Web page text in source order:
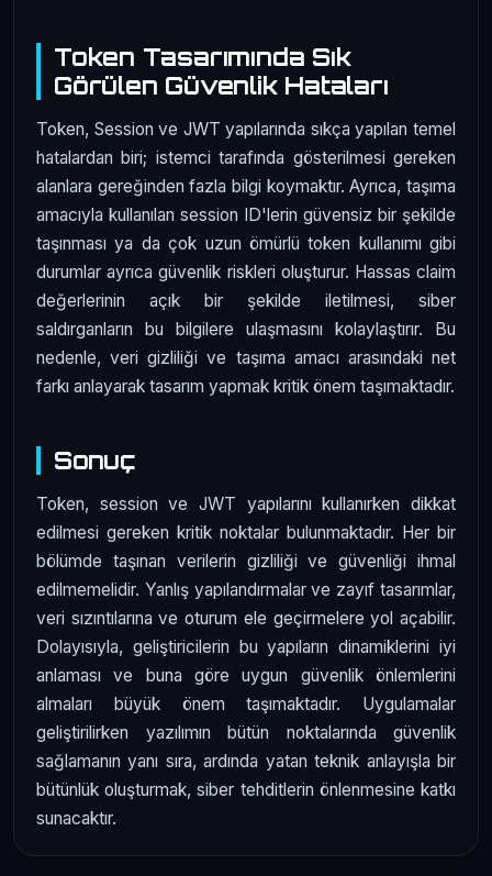
Token Tasarımında Sık
Görülen Güvenlik Hataları
Token, Session ve JWT yapılarında sıkça yapılan temel
hatalardan biri; istemci tarafında gösterilmesi gereken
alanlara gereğinden fazla bilgi koymaktır. Ayrıca, taşıma
amacıyla kullanılan session ID'lerin güvensiz bir şekilde
taşınması ya da çok uzun ömürlü token kullanımı gibi
durumlar ayrıca güvenlik riskleri oluşturur. Hassas claim
değerlerinin açık bir şekilde iletilmesi, siber
saldırganların bu bilgilere ulaşmasını kolaylaştırır. Bu
nedenle, veri gizliliği ve taşıma amacı arasındaki net
farkı anlayarak tasarım yapmak kritik önem taşımaktadır.
Sonuç
Token, session ve JWT yapılarını kullanırken dikkat
edilmesi gereken kritik noktalar bulunmaktadır. Her bir
bölümde taşınan verilerin gizliliği ve güvenliği ihmal
edilmemelidir. Yanlış yapılandırmalar ve zayıf tasarımlar,
veri sızıntılarına ve oturum ele geçirmelere yol açabilir.
Dolayısıyla, geliştiricilerin bu yapıların dinamiklerini iyi
anlaması ve buna göre uygun güvenlik önlemlerini
almaları büyük önem taşımaktadır. Uygulamalar
geliştirilirken yazılımın bütün noktalarında güvenlik
sağlamanın yanı sıra, ardında yatan teknik anlayışla bir
bütünlük oluşturmak, siber tehditlerin önlenmesine katkı
sunacaktır.